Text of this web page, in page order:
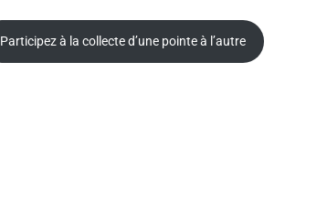
Participez à la collecte d’une pointe à l’autre